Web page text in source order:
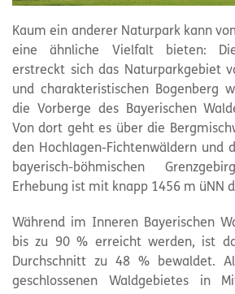
Kaum ein anderer Naturpark kann
eine ähnliche Vielfalt bieten:
erstreckt sich das Naturparkgebiet
und charakteristischen Bogenberg
die Vorberge des Bayerischen
Von dort geht es über die
den Hochlagen-Fichtenwäldern und
bayerisch-böhmischen
Erhebung ist mit knapp 1456 m üNN
Während im Inneren Bayerischen
bis zu 90 % erreicht werden, ist
Durchschnitt zu 48 % bewaldet.
geschlossenen Waldgebietes in